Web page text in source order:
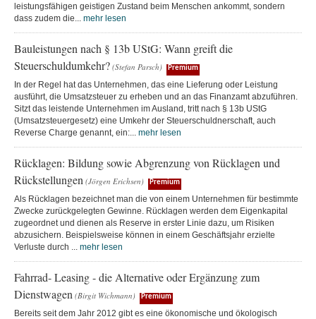
leistungsfähigen geistigen Zustand beim Menschen ankommt, sondern
dass zudem die... mehr lesen
Bauleistungen nach § 13b UStG: Wann greift die
Steuerschuldumkehr? (Stefan Parsch) Premium
In der Regel hat das Unternehmen, das eine Lieferung oder Leistung
ausführt, die Umsatzsteuer zu erheben und an das Finanzamt abzuführen.
Sitzt das leistende Unternehmen im Ausland, tritt nach § 13b UStG
(Umsatzsteuergesetz) eine Umkehr der Steuerschuldnerschaft, auch
Reverse Charge genannt, ein:... mehr lesen
Rücklagen: Bildung sowie Abgrenzung von Rücklagen und
Rückstellungen (Jörgen Erichsen) Premium
Als Rücklagen bezeichnet man die von einem Unternehmen für bestimmte
Zwecke zurückgelegten Gewinne. Rücklagen werden dem Eigenkapital
zugeordnet und dienen als Reserve in erster Linie dazu, um Risiken
abzusichern. Beispielsweise können in einem Geschäftsjahr erzielte
Verluste durch ... mehr lesen
Fahrrad- Leasing - die Alternative oder Ergänzung zum
Dienstwagen (Birgit Wichmann) Premium
Bereits seit dem Jahr 2012 gibt es eine ökonomische und ökologisch